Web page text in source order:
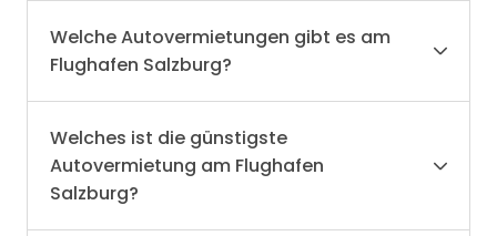
Welche Autovermietungen gibt es am
Flughafen Salzburg?
Welches ist die günstigste
Autovermietung am Flughafen
Salzburg?